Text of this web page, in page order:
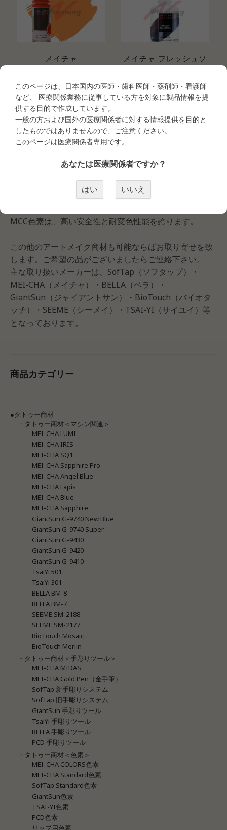
メイチャ
ープルゴーン）
医療関係者専用品
医療会員ログイン
メイチャ フレッシュソ
釈液）
医療関係者専用品
医療会員ログイン
MEI-CHA COLORS色素 について
アートメイク商材（MEI-CHA COLORS）
信頼の一流ブランド、メイチャー社の次世代色素「MCC
シリーズ」色素です。
MCC色素は、高い安全性と耐変色性能を誇ります。
この他のアートメイク商材も可能ならばお取り寄せを致
します。ご希望の品がございましたらご連絡下さい。
主な取り扱いメーカーは、SofTap（ソフタップ）・
MEI-CHA（メイチャ）・BELLA（ベラ）・
GiantSun（ジャイアントサン）・BioTouch（バイオタ
ッチ）・SEEME（シーメイ）・TSAI-YI（サイユイ）等
となっております。
商品カテゴリー
●タトゥー商材
・タトゥー商材＜マシン関連＞
MEI-CHA LUMI
MEI-CHA IRIS
MEI-CHA SQ1
MEI-CHA Sapphire Pro
MEI-CHA Angel Blue
MEI-CHA Lapis
MEI-CHA Blue
MEI-CHA Sapphire
GiantSun G-9740 New Blue
GiantSun G-9740 Super
GiantSun G-9430
GiantSun G-9420
GiantSun G-9410
TsaiYi 501
TsaiYi 301
BELLA BM-8
BELLA BM-7
SEEME SM-2188
SEEME SM-2177
BioTouch Mosaic
BioTouch Merlin
・タトゥー商材＜手彫りツール＞
MEI-CHA MIDAS
MEI-CHA Gold Pen（金手筆）
SofTap 新手彫りシステム
SofTap 旧手彫りシステム
GiantSun 手彫りツール
TsaiYi 手彫りツール
BELLA 手彫りツール
PCD 手彫りツール
・タトゥー商材＜色素＞
MEI-CHA COLORS色素
MEI-CHA Standard色素
SofTap Standard色素
GiantSun色素
TSAI-YI色素
PCD色素
リップ用色素
このページは、日本国内の医師・歯科医師・薬剤師・看護師
など、 医療関係業務に従事している方を対象に製品情報を提
供する目的で作成しています。
一般の方および国外の医療関係者に対する情報提供を目的と
したものではありませんので、ご注意ください。
このページは医療関係者専用です。
あなたは医療関係者ですか？
はい いいえ